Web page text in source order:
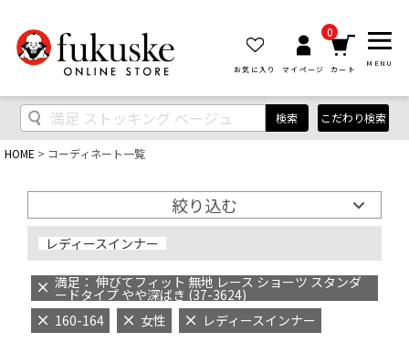
お気に入り マイページ
0
カート
MENU
検索 こだわり検索
HOME コーディネート一覧
絞り込む
レディースインナー
満足： 伸びてフィット 無地 レース ショーツ スタンダ
ードタイプ やや深ばき (37-3624)
160-164
女性 レディースインナー